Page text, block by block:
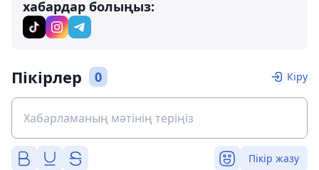
хабардар болыңыз:
Пікірлер 0 Кіру
Пікір жазу